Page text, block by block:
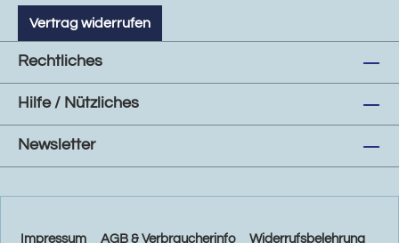
Vertrag widerrufen
Rechtliches
Hilfe / Nützliches
Newsletter
Impressum AGB & Verbraucherinfo Widerrufsbelehrung